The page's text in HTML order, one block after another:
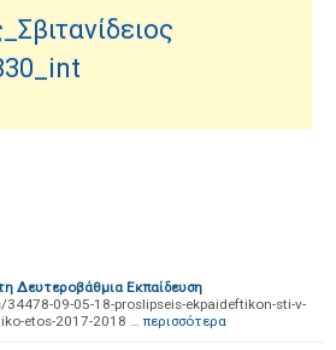
Δευτεροβάθμια Εκπαίδευση
09-05-18-proslipseis-ekpaideftikon-sti-v-
etos-2017-2018 … περισσότερα